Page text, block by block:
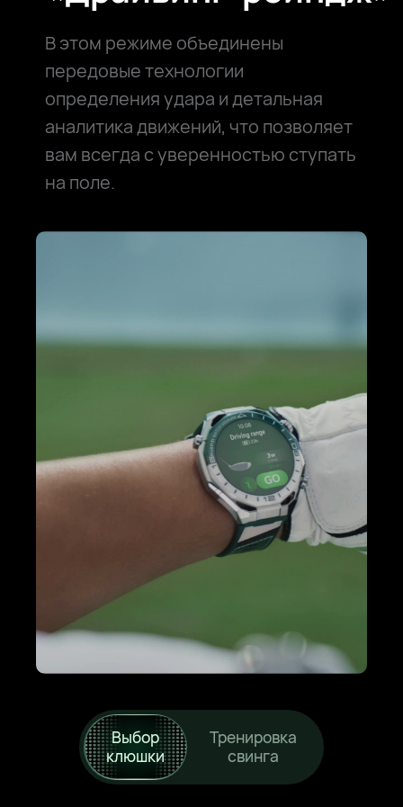
В этом режиме объединены
передовые технологии
определения удара и детальная
аналитика движений, что позволяет
вам всегда с уверенностью ступать
на поле.
Выбор
клюшки
Тренировка
свинга